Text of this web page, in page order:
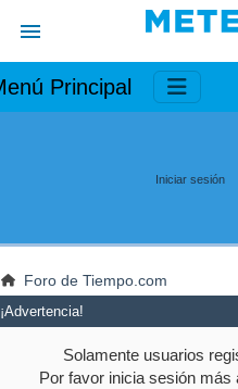
Principal
Iniciar sesión
Foro de Tiempo.com
¡Advertencia!
Solamente usuarios
Por favor inicia sesión más